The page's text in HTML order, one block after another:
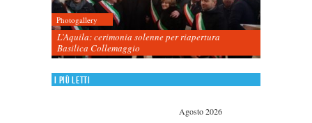
Photogallery
L’Aquila: cerimonia solenne per riapertura
Basilica Collemaggio
I più letti
Agosto 2026